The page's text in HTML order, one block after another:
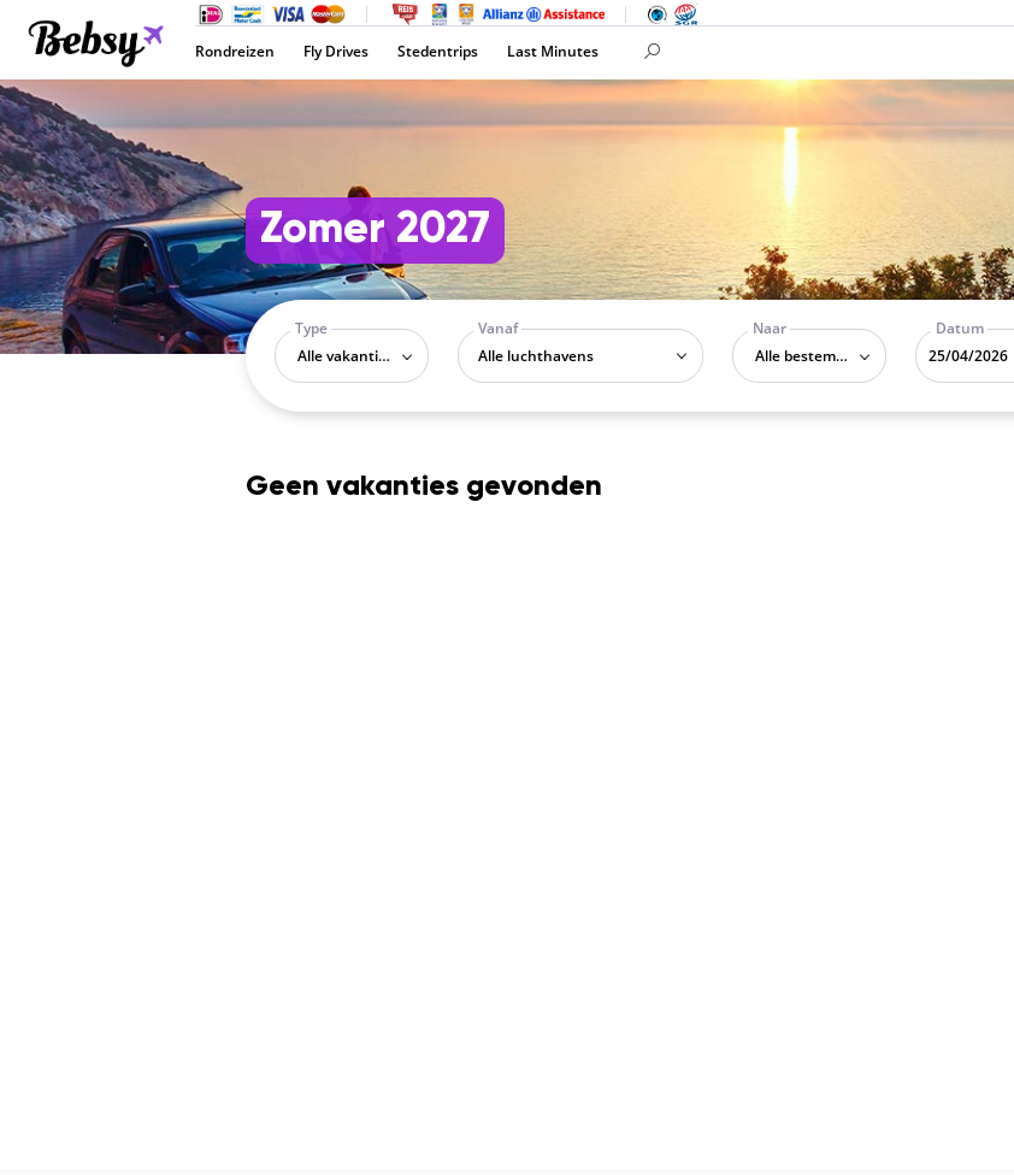
Rondreizen Fly Drives Stedentrips Last Minutes
Zomer 2027
Type
Alle vakantietypes
Vanaf
Naar
Alle bestemmingen
Datum
Geen vakanties gevonden